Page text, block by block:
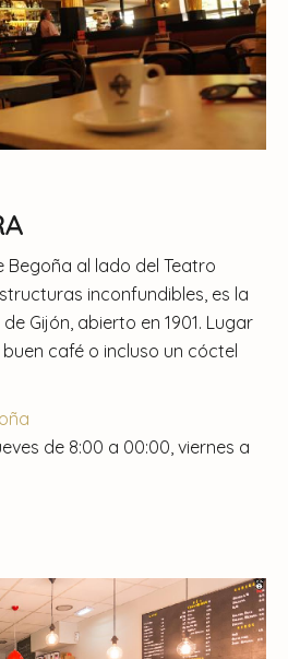
Begoña al lado del Teatro
inconfundibles, es la
Gijón, abierto en 1901. Lugar
café o incluso un cóctel
de 8:00 a 00:00, viernes a